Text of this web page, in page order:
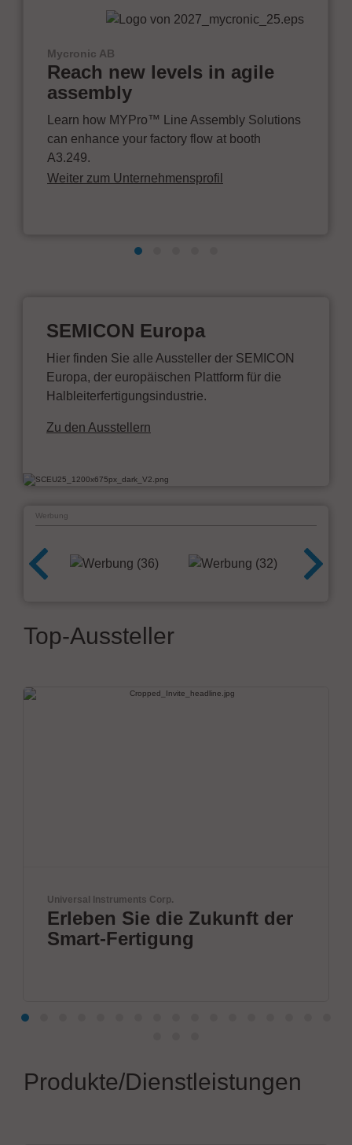
Mycronic AB
Reach new levels in agile
assembly
Learn how MYPro™ Line Assembly Solutions
can enhance your factory flow at booth
A3.249.
Weiter zum Unternehmensprofil
SEMICON Europa
Hier finden Sie alle Aussteller der SEMICON
Europa, der europäischen Plattform für die
Halbleiterfertigungsindustrie.
Zu den Ausstellern
Werbung
Top-Aussteller
Instruments Corp.
Sie die Zukunft der
Fertigung
Produkte/Dienstleistungen